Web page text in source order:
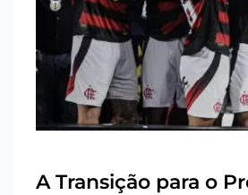
A Transição para o